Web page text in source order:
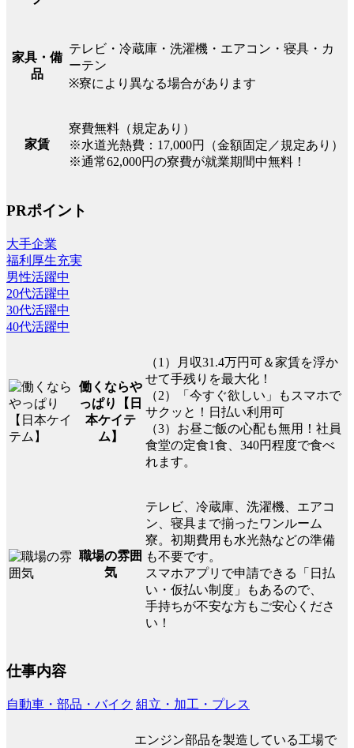
家具・備
品
テレビ・冷蔵庫・洗濯機・エアコン・寝具・カ
ーテン
※寮により異なる場合があります
家賃
寮費無料（規定あり）
※水道光熱費：17,000円（金額固定／規定あり）
※通常62,000円の寮費が就業期間中無料！
PRポイント
大手企業
福利厚生充実
男性活躍中
20代活躍中
30代活躍中
40代活躍中
働くならや
っぱり【日
本ケイテ
ム】
（1）月収31.4万円可＆家賃を浮か
せて手残りを最大化！
（2）「今すぐ欲しい」もスマホで
サクッと！日払い利用可
（3）お昼ご飯の心配も無用！社員
食堂の定食1食、340円程度で食べ
れます。
職場の雰囲
気
テレビ、冷蔵庫、洗濯機、エアコ
ン、寝具まで揃ったワンルーム
寮。初期費用も水光熱などの準備
も不要です。
スマホアプリで申請できる「日払
い・仮払い制度」もあるので、
手持ちが不安な方もご安心くださ
い！
仕事内容
自動車・部品・バイク 組立・加工・プレス
エンジン部品を製造している工場で